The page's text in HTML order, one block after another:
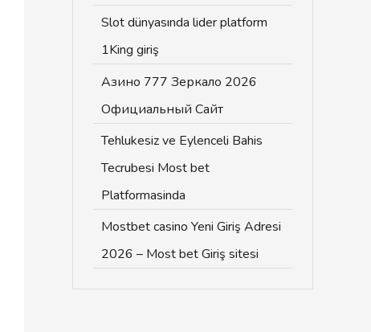
Slot dünyasında lider platform
1King giriş
Азино 777 Зеркало 2026
Официальный Сайт
Tehlukesiz ve Eylenceli Bahis
Tecrubesi Most bet
Platformasinda
Mostbet casino Yeni Giriş Adresi
2026 – Most bet Giriş sitesi